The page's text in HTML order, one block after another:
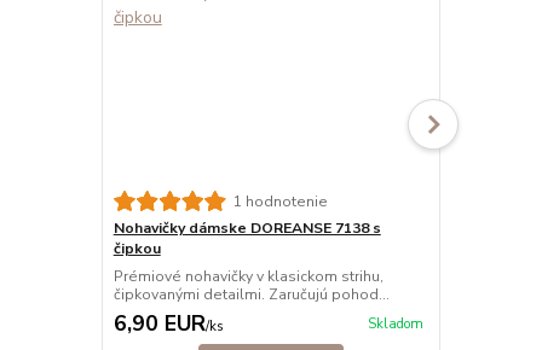
1 hodnotenie
Nohavičky dámske DOREANSE 7138 s
čipkou
Prémiové nohavičky v klasickom strihu,
čipkovanými detailmi. Zaručujú pohod...
6,90 EUR/ks Skladom